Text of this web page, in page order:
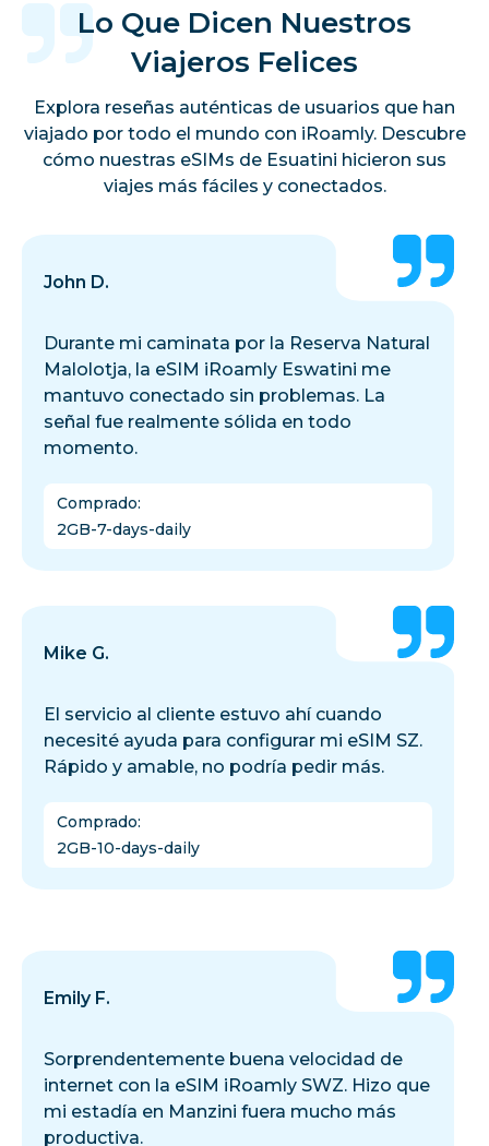
Lo Que Dicen Nuestros
Viajeros Felices
Explora reseñas auténticas de usuarios que han
viajado por todo el mundo con iRoamly. Descubre
cómo nuestras eSIMs de Esuatini hicieron sus
viajes más fáciles y conectados.
John D.
Durante mi caminata por la Reserva Natural
Malolotja, la eSIM iRoamly Eswatini me
mantuvo conectado sin problemas. La
señal fue realmente sólida en todo
momento.
Comprado:
2GB-7-days-daily
Mike G.
El servicio al cliente estuvo ahí cuando
necesité ayuda para configurar mi eSIM SZ.
Rápido y amable, no podría pedir más.
Comprado:
2GB-10-days-daily
Emily F.
Sorprendentemente buena velocidad de
internet con la eSIM iRoamly SWZ. Hizo que
mi estadía en Manzini fuera mucho más
productiva.